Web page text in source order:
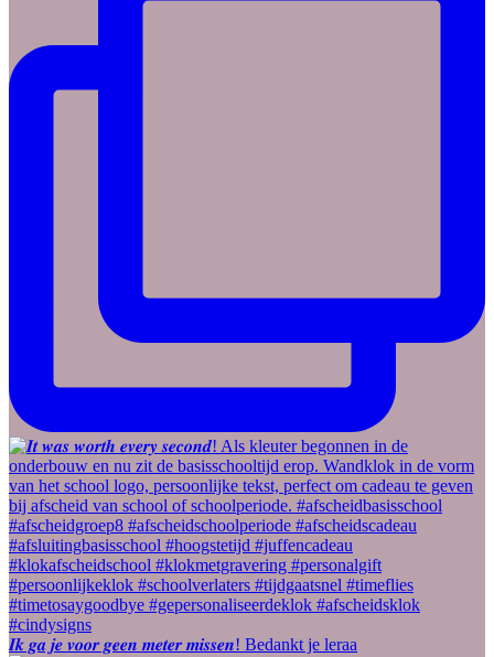
𝑰𝒌 𝒈𝒂 𝒋𝒆 𝒗𝒐𝒐𝒓 𝒈𝒆𝒆𝒏 𝒎𝒆𝒕𝒆𝒓 𝒎𝒊𝒔𝒔𝒆𝒏! Bedankt je leraa